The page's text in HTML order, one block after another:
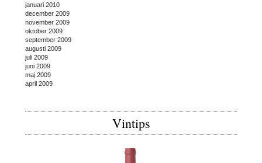
januari 2010
december 2009
november 2009
oktober 2009
september 2009
augusti 2009
juli 2009
juni 2009
maj 2009
april 2009
Vintips